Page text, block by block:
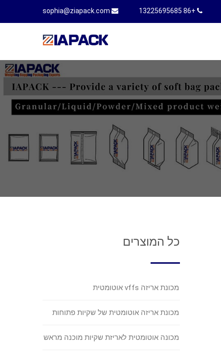
+86 13225695685
sophia@ziapack.com
כל המוצרים
מכונת אריזה vffs אוטומטית
מכונת אריזה אוטומטית של שקיות פתוחות
מכונה אוטומטית לאריזת שקיות מוכנה מראש